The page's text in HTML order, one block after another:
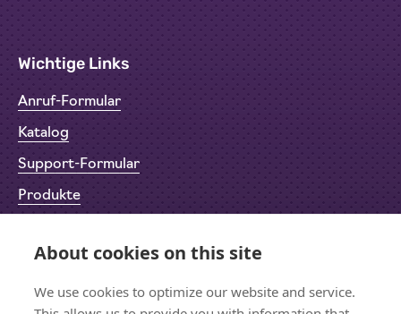
Wichtige Links
Anruf-Formular
Katalog
Support-Formular
Produkte
Datenschutz
Impressum
About cookies on this site
We use cookies to optimize our website and service.